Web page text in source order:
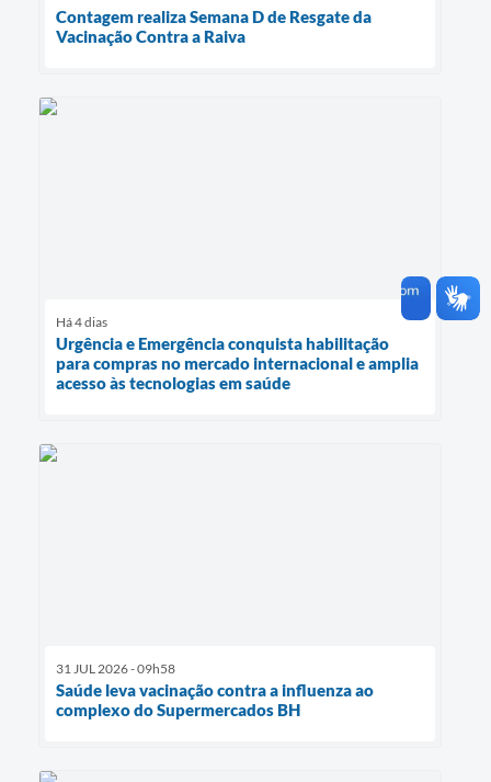
Contagem realiza Semana D de Resgate da
Vacinação Contra a Raiva
Há 4 dias
Urgência e Emergência conquista habilitação
para compras no mercado internacional e amplia
acesso às tecnologias em saúde
31 JUL 2026 - 09h58
Saúde leva vacinação contra a influenza ao
complexo do Supermercados BH